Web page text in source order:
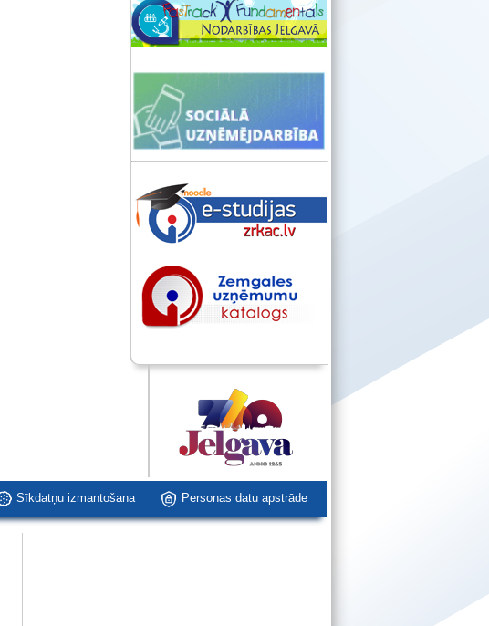
Sīkdatņu izmantošana Personas datu apstrāde